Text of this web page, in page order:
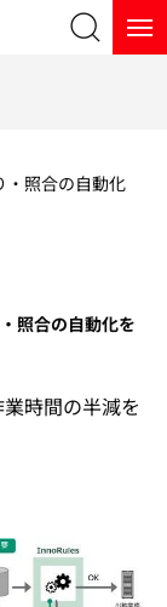
検索
・照合の自動化
照合の自動化を
時間の半減を